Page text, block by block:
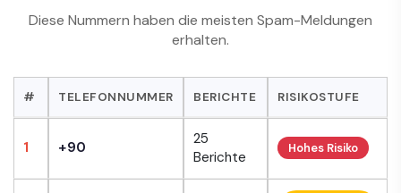
Diese Nummern haben die meisten Spam-Meldungen
erhalten.
# TELEFONNUMMER BERICHTE RISIKOSTUFE
1 +90
25
Berichte
Hohes Risiko